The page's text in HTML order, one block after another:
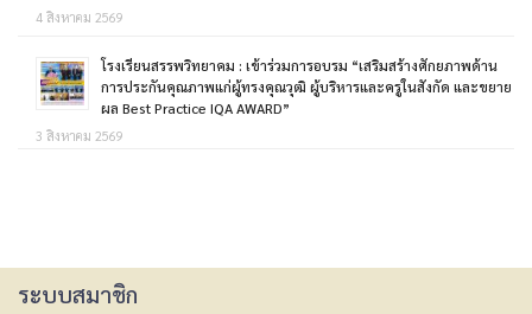
4 สิงหาคม 2569
โรงเรียนสรรพวิทยาคม : เข้าร่วมการอบรม “เสริมสร้างศักยภาพด้าน
การประกันคุณภาพแก่ผู้ทรงคุณวุฒิ ผู้บริหารและครูในสังกัด และขยาย
ผล Best Practice IQA AWARD”
3 สิงหาคม 2569
ระบบสมาชิก